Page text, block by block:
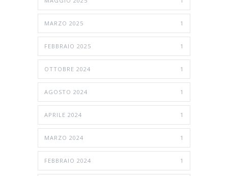
MARZO 2025 1
FEBBRAIO 2025 1
OTTOBRE 2024 1
AGOSTO 2024 1
APRILE 2024 1
MARZO 2024 1
FEBBRAIO 2024 1